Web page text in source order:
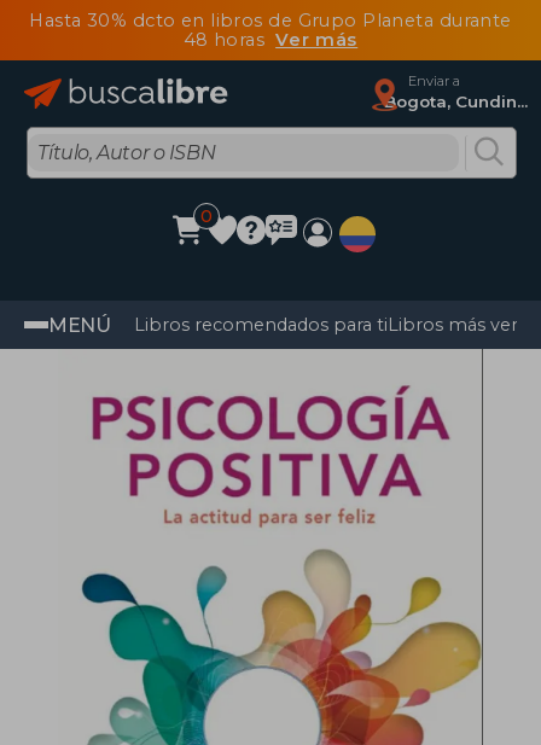
Hasta 30% dcto en libros de Grupo Planeta durante
48 horasVer más
Enviar a
Bogota, Cundinamarca
0
MENÚ Libros recomendados para tiLibros más